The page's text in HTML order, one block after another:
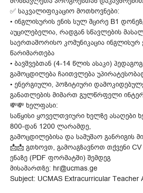
✅ საკვალიფიკაციო მოთხოვნები:
• ინგლისურის ენის სულ მცირე B1
აუცილებელია, რადგან სწავლების
საერთაშორისო კომუნიკაცია ინგლისურ
წარიმართება
• ბავშვებთან (4-14 წლის ასაკი)
გამოცდილება ჩაითვლება
• ენერგიული, პოზიტიური
განათლების მიმართ გულწრფელი
💸💸 ხელფასი:
საწყისი ყოველთვიური ხელზე ასაღები
800-დან 1200 ლარამდე,
გამოცდილებისა და სამუშაო განრიგის
📩📩 გთხოვთ, გამოაგზავნოთ თქვენი
ენაზე (PDF ფორმატში) შემდეგ
მისამართზე: hr@ucmas.ge
Subject: UCMAS Extracurricular Teacher